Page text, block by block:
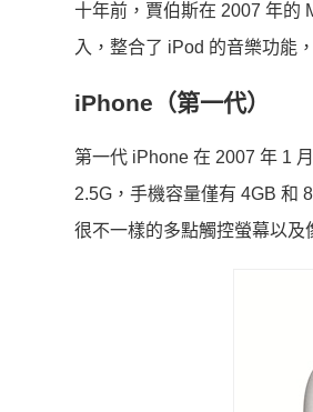
十年前，賈伯斯在 2007 年的
入，整合了 iPod 的音樂功能
iPhone（第一代）
第一代 iPhone 在 2007 年 1
2.5G，手機容量僅有 4GB 和
很不一樣的多點觸控螢幕以及